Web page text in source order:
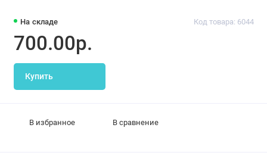
На складе Код товара: 6044
700.00р.
Купить
В избранное В сравнение